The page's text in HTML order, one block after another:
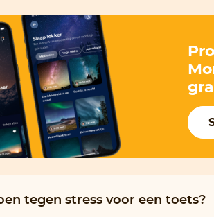
tegen stress voor een toets?